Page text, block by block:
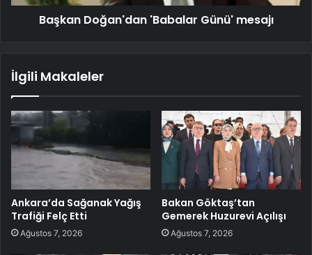
Başkan Doğan'dan 'Babalar Günü' mesajı
İlgili Makaleler
Ankara’da Sağanak Yağış
Trafiği Felç Etti
Ağustos 7, 2026
Bakan Göktaş’tan
Gemerek Huzurevi Açılışı
Ağustos 7, 2026